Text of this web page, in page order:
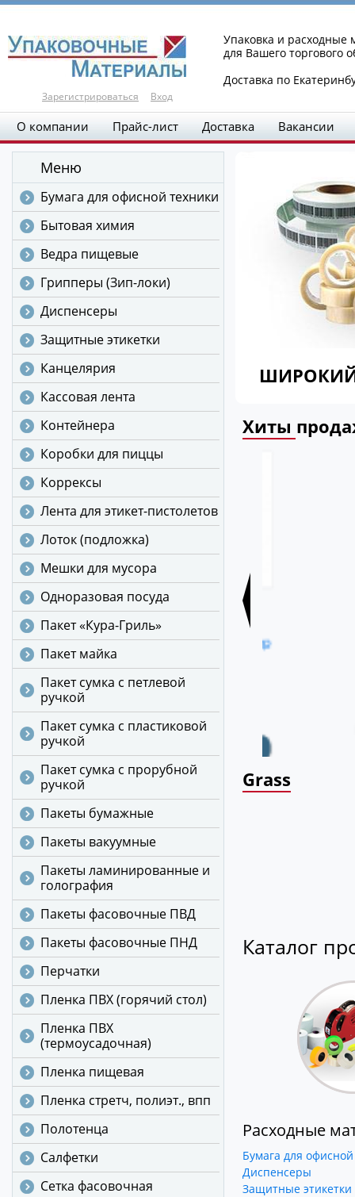
Зарегистрироваться Вход
Упаковка и расходные
для Вашего торгового
Доставка по
О компании Прайс-лист Доставка Вакансии
Меню
Бумага для офисной техники
Бытовая химия
Ведра пищевые
Грипперы (Зип-локи)
Диспенсеры
Защитные этикетки
Канцелярия
Кассовая лента
Контейнера
Коробки для пиццы
Коррексы
Лента для этикет-пистолетов
Лоток (подложка)
Мешки для мусора
Одноразовая посуда
Пакет «Кура-Гриль»
Пакет майка
Пакет сумка с петлевой
ручкой
Пакет сумка с пластиковой
ручкой
Пакет сумка с прорубной
ручкой
Пакеты бумажные
Пакеты вакуумные
Пакеты ламинированные и
голография
Пакеты фасовочные ПВД
Пакеты фасовочные ПНД
Перчатки
Пленка ПВХ (горячий стол)
Пленка ПВХ
(термоусадочная)
Пленка пищевая
Пленка стретч, полиэт., впп
Полотенца
Салфетки
Сетка фасовочная
Хиты
Ср-во для удаления
жира, нагара «Azelit»
0,6 л. концентр. тригер
/12 (218600) (аналог
Шуманита)
260 руб.
корзину
Grass
Каталог
Расходные
Бумага для
Диспенсеры
Защитные этикетки